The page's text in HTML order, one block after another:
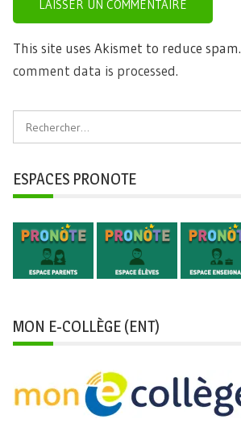
This site uses Akismet to reduce spam.
comment data is processed.
Rechercher :
ESPACES PRONOTE
MON E-COLLÈGE (ENT)